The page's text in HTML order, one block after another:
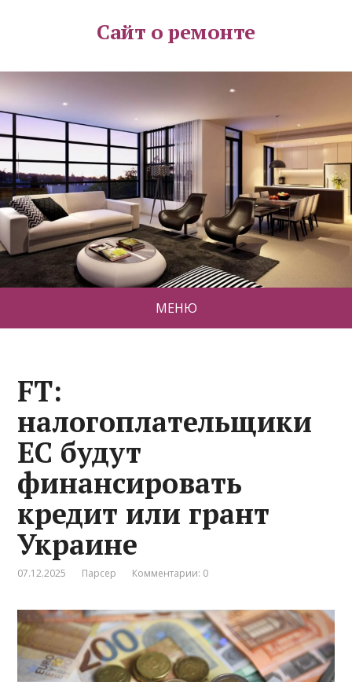
Сайт о ремонте
МЕНЮ
FT:
налогоплательщики
ЕС будут
финансировать
кредит или грант
Украине
07.12.2025 Парсер Комментарии: 0